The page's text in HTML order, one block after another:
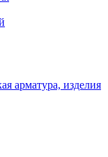
арматура, изделия